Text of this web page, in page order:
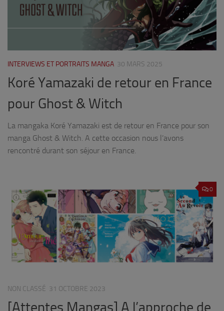
INTERVIEWS ET PORTRAITS MANGA 30 MARS 2025
Koré Yamazaki de retour en France
pour Ghost & Witch
La mangaka Koré Yamazaki est de retour en France pour son
manga Ghost & Witch. A cette occasion nous l’avons
rencontré durant son séjour en France.
0
NON CLASSÉ 31 OCTOBRE 2023
[Attentes Mangas] A l’approche de